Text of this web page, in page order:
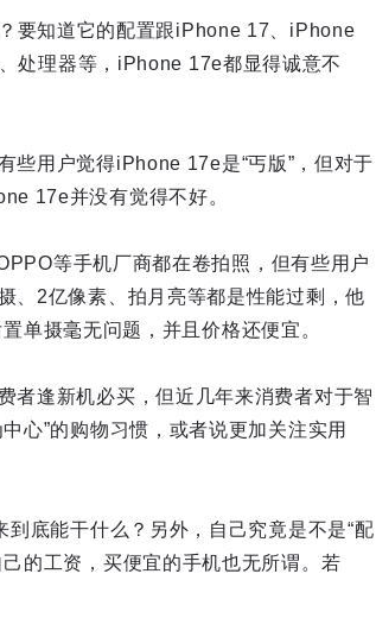
要知道它的配置跟iPhone 17、iPhone
处理器等，iPhone 17e都显得诚意不
些用户觉得iPhone 17e是“丐版”，但对于
17e并没有觉得不好。
等手机厂商都在卷拍照，但有些用户
、2亿像素、拍月亮等都是性能过剩，他
单摄毫无问题，并且价格还便宜。
者逢新机必买，但近几年来消费者对于智
心”的购物习惯，或者说更加关注实用
到底能干什么？另外，自己究竟是不是“配
的工资，买便宜的手机也无所谓。若